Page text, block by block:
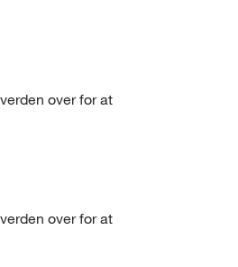
over for at
over for at